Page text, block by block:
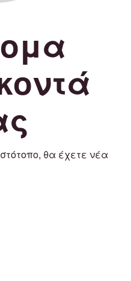
θα έχετε νέα